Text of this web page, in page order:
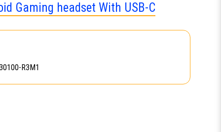
Gaming headset With USB-C
R3M1